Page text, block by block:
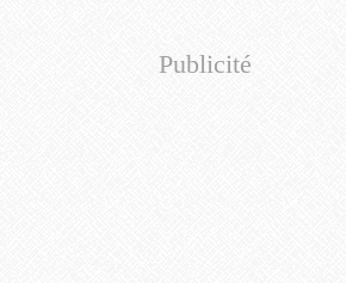
Publicité